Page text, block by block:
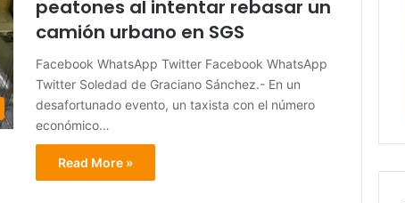
peatones al intentar rebasar un
camión urbano en SGS
Facebook WhatsApp Twitter Facebook WhatsApp
Twitter Soledad de Graciano Sánchez.- En un
desafortunado evento, un taxista con el número
económico…
Read More »